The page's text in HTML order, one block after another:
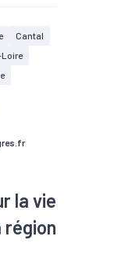
Cantal
la vie
région